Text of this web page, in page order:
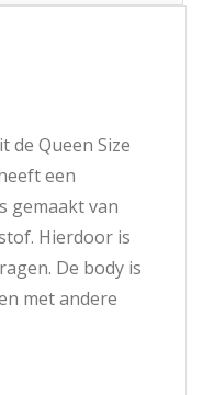
de Queen Size
een
gemaakt van
Hierdoor is
De body is
met andere